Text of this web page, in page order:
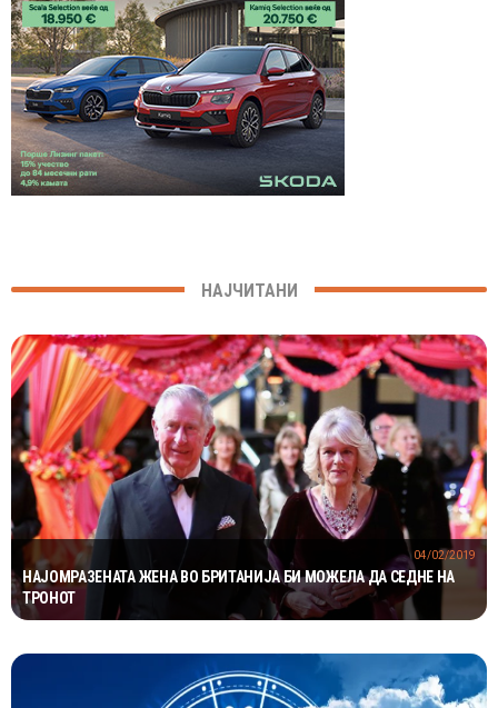
НАЈЧИТАНИ
НАЈОМРАЗЕНАТА ЖЕНА ВО БРИТАНИЈА БИ МОЖЕЛА ДА СЕДНЕ НА
ТРОНОТ
04/02/2019